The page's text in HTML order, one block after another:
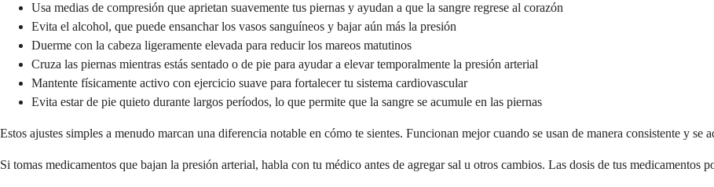
Usa medias de compresión que aprietan suavemente tus piernas y ayudan a que la sangre regrese al corazón
Evita el alcohol, que puede ensanchar los vasos sanguíneos y bajar aún más la presión
Duerme con la cabeza ligeramente elevada para reducir los mareos matutinos
Cruza las piernas mientras estás sentado o de pie para ayudar a elevar temporalmente la presión arterial
Mantente físicamente activo con ejercicio suave para fortalecer tu sistema cardiovascular
Evita estar de pie quieto durante largos períodos, lo que permite que la sangre se acumule en las piernas
Estos ajustes simples a menudo marcan una diferencia notable en cómo te sientes. Funcionan mejor cuando se usan de manera consistente y se
Si tomas medicamentos que bajan la presión arterial, habla con tu médico antes de agregar sal u otros cambios. Las dosis de tus medicamentos